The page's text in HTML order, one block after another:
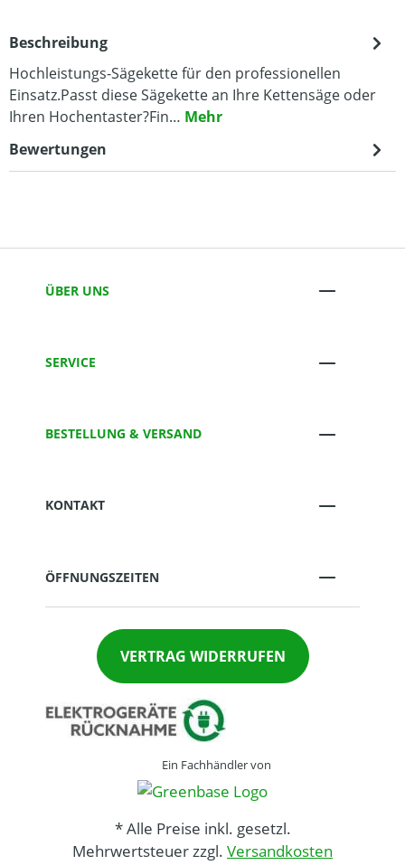
Beschreibung
Hochleistungs-Sägekette für den professionellen
Einsatz.Passt diese Sägekette an Ihre Kettensäge oder
Ihren Hochentaster?Fin… Mehr
Bewertungen
ÜBER UNS
SERVICE
BESTELLUNG & VERSAND
KONTAKT
ÖFFNUNGSZEITEN
VERTRAG WIDERRUFEN
Ein Fachhändler von
* Alle Preise inkl. gesetzl.
Mehrwertsteuer zzgl. Versandkosten